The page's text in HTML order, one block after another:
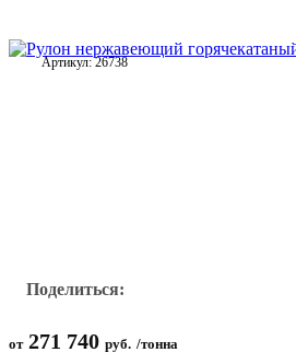
Артикул:26738
Поделиться:
от 271 740 руб. /тонна